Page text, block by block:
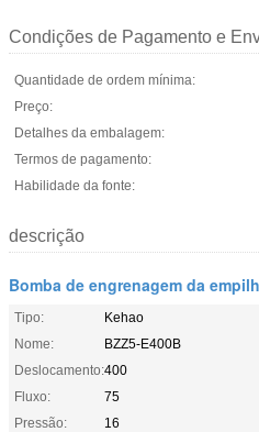
Condições de Pagamento e
Quantidade de ordem mínima:
Preço:
Detalhes da embalagem:
Termos de pagamento:
Habilidade da fonte:
descrição
Bomba de engrenagem da
Tipo:
Kehao
Nome:
BZZ5-E400B
Deslocamento:400
Fluxo:
75
Pressão:
16